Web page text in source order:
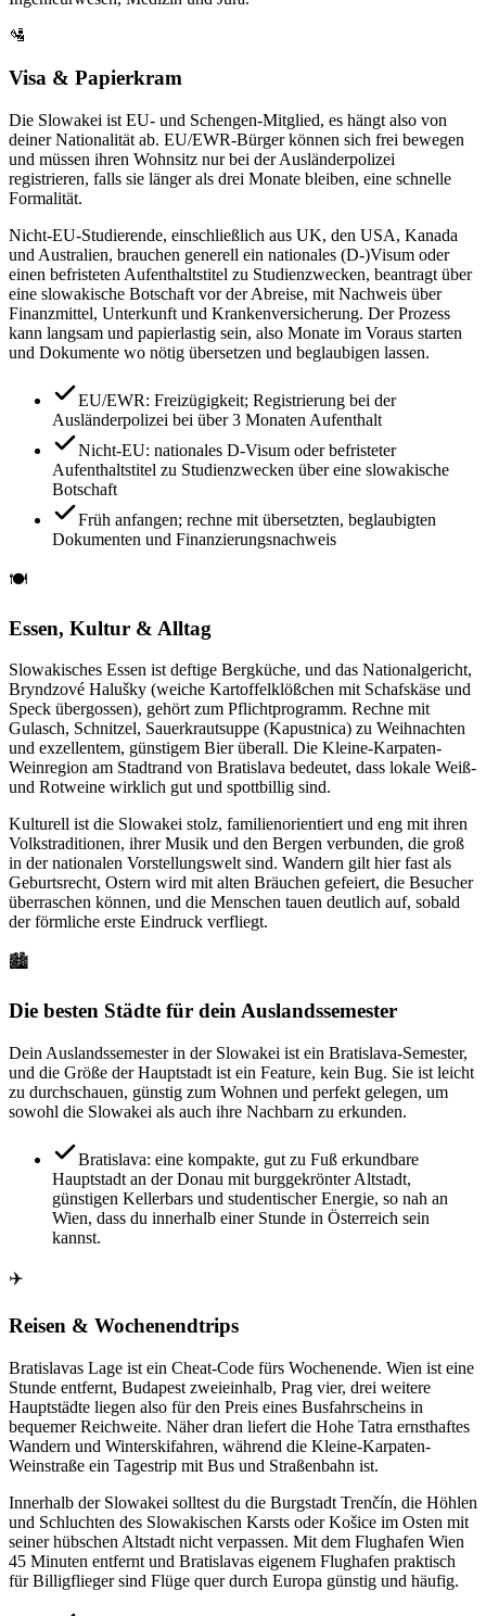
🛂
Visa & Papierkram
Die Slowakei ist EU- und Schengen-Mitglied, es hängt also von
deiner Nationalität ab. EU/EWR-Bürger können sich frei bewegen
und müssen ihren Wohnsitz nur bei der Ausländerpolizei
registrieren, falls sie länger als drei Monate bleiben, eine schnelle
Formalität.
Nicht-EU-Studierende, einschließlich aus UK, den USA, Kanada
und Australien, brauchen generell ein nationales (D-)Visum oder
einen befristeten Aufenthaltstitel zu Studienzwecken, beantragt über
eine slowakische Botschaft vor der Abreise, mit Nachweis über
Finanzmittel, Unterkunft und Krankenversicherung. Der Prozess
kann langsam und papierlastig sein, also Monate im Voraus starten
und Dokumente wo nötig übersetzen und beglaubigen lassen.
EU/EWR: Freizügigkeit; Registrierung bei der
Ausländerpolizei bei über 3 Monaten Aufenthalt
Nicht-EU: nationales D-Visum oder befristeter
Aufenthaltstitel zu Studienzwecken über eine slowakische
Botschaft
Früh anfangen; rechne mit übersetzten, beglaubigten
Dokumenten und Finanzierungsnachweis
🍽️
Essen, Kultur & Alltag
Slowakisches Essen ist deftige Bergküche, und das Nationalgericht,
Bryndzové Halušky (weiche Kartoffelklößchen mit Schafskäse und
Speck übergossen), gehört zum Pflichtprogramm. Rechne mit
Gulasch, Schnitzel, Sauerkrautsuppe (Kapustnica) zu Weihnachten
und exzellentem, günstigem Bier überall. Die Kleine-Karpaten-
Weinregion am Stadtrand von Bratislava bedeutet, dass lokale Weiß-
und Rotweine wirklich gut und spottbillig sind.
Kulturell ist die Slowakei stolz, familienorientiert und eng mit ihren
Volkstraditionen, ihrer Musik und den Bergen verbunden, die groß
in der nationalen Vorstellungswelt sind. Wandern gilt hier fast als
Geburtsrecht, Ostern wird mit alten Bräuchen gefeiert, die Besucher
überraschen können, und die Menschen tauen deutlich auf, sobald
der förmliche erste Eindruck verfliegt.
🏙️
Die besten Städte für dein Auslandssemester
Dein Auslandssemester in der Slowakei ist ein Bratislava-Semester,
und die Größe der Hauptstadt ist ein Feature, kein Bug. Sie ist leicht
zu durchschauen, günstig zum Wohnen und perfekt gelegen, um
sowohl die Slowakei als auch ihre Nachbarn zu erkunden.
Bratislava: eine kompakte, gut zu Fuß erkundbare
Hauptstadt an der Donau mit burggekrönter Altstadt,
günstigen Kellerbars und studentischer Energie, so nah an
Wien, dass du innerhalb einer Stunde in Österreich sein
kannst.
✈️
Reisen & Wochenendtrips
Bratislavas Lage ist ein Cheat-Code fürs Wochenende. Wien ist eine
Stunde entfernt, Budapest zweieinhalb, Prag vier, drei weitere
Hauptstädte liegen also für den Preis eines Busfahrscheins in
bequemer Reichweite. Näher dran liefert die Hohe Tatra ernsthaftes
Wandern und Winterskifahren, während die Kleine-Karpaten-
Weinstraße ein Tagestrip mit Bus und Straßenbahn ist.
Innerhalb der Slowakei solltest du die Burgstadt Trenčín, die Höhlen
und Schluchten des Slowakischen Karsts oder Košice im Osten mit
seiner hübschen Altstadt nicht verpassen. Mit dem Flughafen Wien
45 Minuten entfernt und Bratislavas eigenem Flughafen praktisch
für Billigflieger sind Flüge quer durch Europa günstig und häufig.